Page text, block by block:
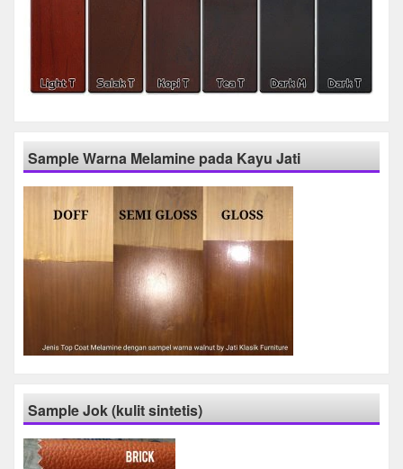
Sample Warna Melamine pada Kayu Jati
Sample Jok (kulit sintetis)